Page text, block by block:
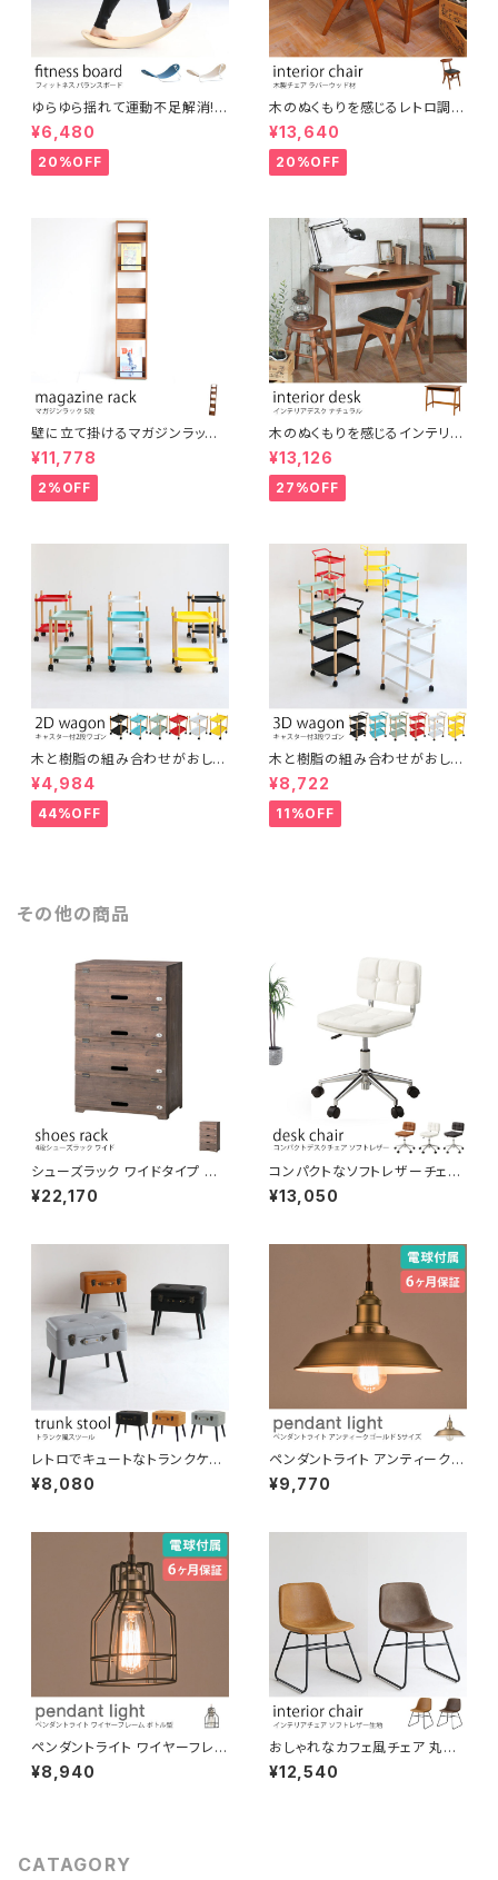
ゆらゆら揺れて運動不足解消!
大人からこどもまでスキマ時間
に楽しめる木製フィットネスボー
ド バランスボード ヨガ 北欧風
シンプル コンパクト テレワーク
¥6,480
20%OFF
木のぬくもりを感じるレトロ調コ
ンパクトチェア ブラウン ウッドチ
ェア アンティーク調 シンプル ナ
チュラル シャビー おしゃれ 椅子
イス デスクチェア インテリア
¥13,640
20%OFF
壁に立て掛けるマガジンラック
5段 木製 ディスプレイラック パ
ンフレットスタンド
¥11,778
2%OFF
木のぬくもりを感じるインテリア
デスク オーク材使用 ブラウン
ナチュラルスタイル ヴィンテージ
風 レトロ カントリー調 机 イン
テリア
¥13,126
27%OFF
木と樹脂の組み合わせがおしゃ
れな2段ワゴン スッキリ片づけ
キャスター付き 取っ手付き 多目
的 サイドワゴン ナイトテーブル
ガレージ キッチンワゴン インテ
¥4,984
44%OFF
木と樹脂の組み合わせがおしゃ
れな3段ワゴン スッキリ片づけ
キャスター付き 取っ手付き 多目
的 サイドワゴン ファイル ガレー
ジ キッチンワゴン インテリア
¥8,722
11%OFF
その他の商品
シューズラック ワイドタイプ 天
然杉 ヴィンテージ風 上開き扉
靴箱 下駄箱 和風 靴置き 収納ラ
¥22,170
コンパクトなソフトレザーチェア
柔らかいウレタンクッション ボタ
ン留め(鋲仕上げ) ワークチェア
¥13,050
レトロでキュートなトランクケー
ス風スツール フタを開けて収納
できます。脚付き おしゃれなイン
¥8,080
ペンダントライト アンティークゴ
ールド Sサイズ 電球付き 吊り下
げ照明 天井照明 コード長さ調
¥9,770
ペンダントライト ワイヤーフレー
ム ボトル型 電球付き 吊り下げ
照明 天井照明 コード長さ調節
¥8,940
おしゃれなカフェ風チェア 丸み
がかった座面が体になじむ座り
心地 ソフトレザー生地 アイアン
¥12,540
CATAGORY